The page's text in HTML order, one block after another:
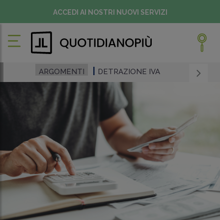
ACCEDI AI NOSTRI NUOVI SERVIZI
ARGOMENTI DETRAZIONE IVA